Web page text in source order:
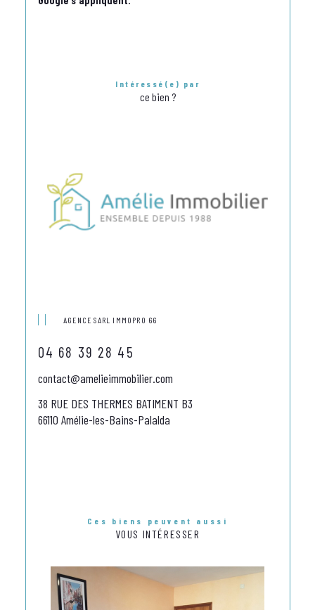
Intéressé(e) par
ce bien ?
AGENCE SARL IMMOPRO 66
04 68 39 28 45
contact@amelieimmobilier.com
38 RUE DES THERMES BATIMENT B3
66110 Amélie-les-Bains-Palalda
Ces biens peuvent aussi
VOUS INTÉRESSER